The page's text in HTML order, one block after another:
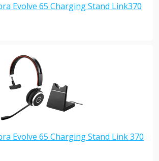
Evolve 65 Charging Stand Link370
Evolve 65 Charging Stand Link 370